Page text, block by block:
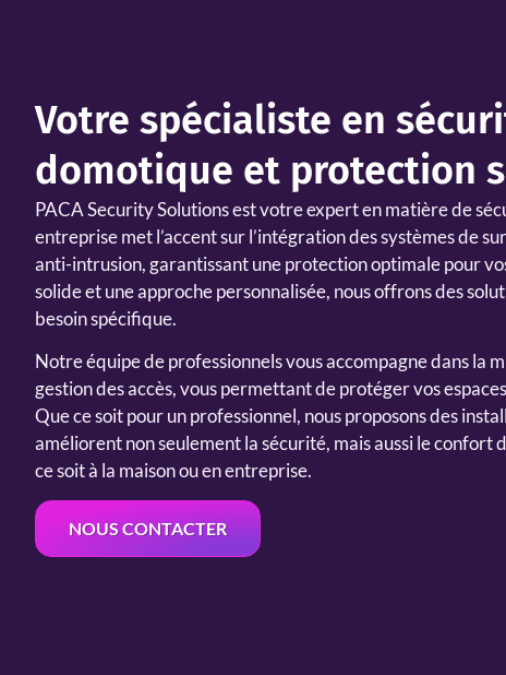
Votre spécialiste en
domotique et protection
PACA Security Solutionsest votre expert en matière de
entreprise met l’accent sur l’intégration des systèmes de
anti-intrusion, garantissant une protection optimale pour
solide et une approche personnalisée, nous offrons des
besoin spécifique.
Notre équipe de professionnels vous accompagne dans la
gestion des accès, vous permettant de protéger vos
Que ce soit pour un professionnel, nous proposons des
améliorent non seulement la sécurité, mais aussi le confort
ce soit à la maison ou en entreprise.
NOUS CONTACTER